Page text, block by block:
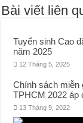
Bài viết liên
Tuyển sinh Cao
năm 2025
12 Tháng 5, 2025
Chính sách miễn
TPHCM 2022 áp
13 Tháng 9, 2022